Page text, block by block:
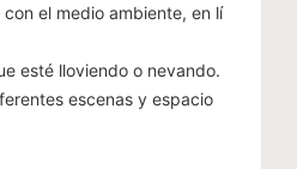
el medio ambiente, en lí
esté lloviendo o nevando.
escenas y espacio